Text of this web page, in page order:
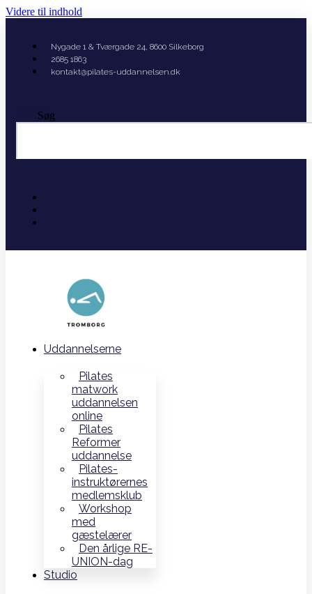
Videre til indhold
Nygade 1 & Tværgade 24, 8600 Silkeborg
2685 1863
kontakt@pilates-uddannelsen.dk
Søg
Uddannelserne
Pilates
matwork
uddannelsen
online
Pilates
Reformer
uddannelse
Pilates-
instruktørernes
medlemsklub
Workshop
med
gæstelærer
Den årlige RE-
UNION-dag
Studio